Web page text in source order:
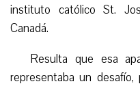
instituto católico St.
Canadá.
Resulta que esa
representaba un